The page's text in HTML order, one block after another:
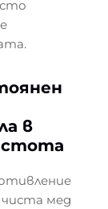
в
мед